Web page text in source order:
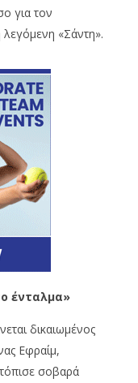
για τον
«Σάντη».
ένταλμα»
δικαιωμένος
Εφραίμ,
σοβαρά